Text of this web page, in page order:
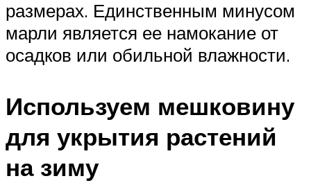
размерах. Единственным минусом
марли является ее намокание от
осадков или обильной влажности.
Используем мешковину
для укрытия растений
на зиму